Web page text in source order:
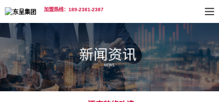
加盟热线：189-2381-2387